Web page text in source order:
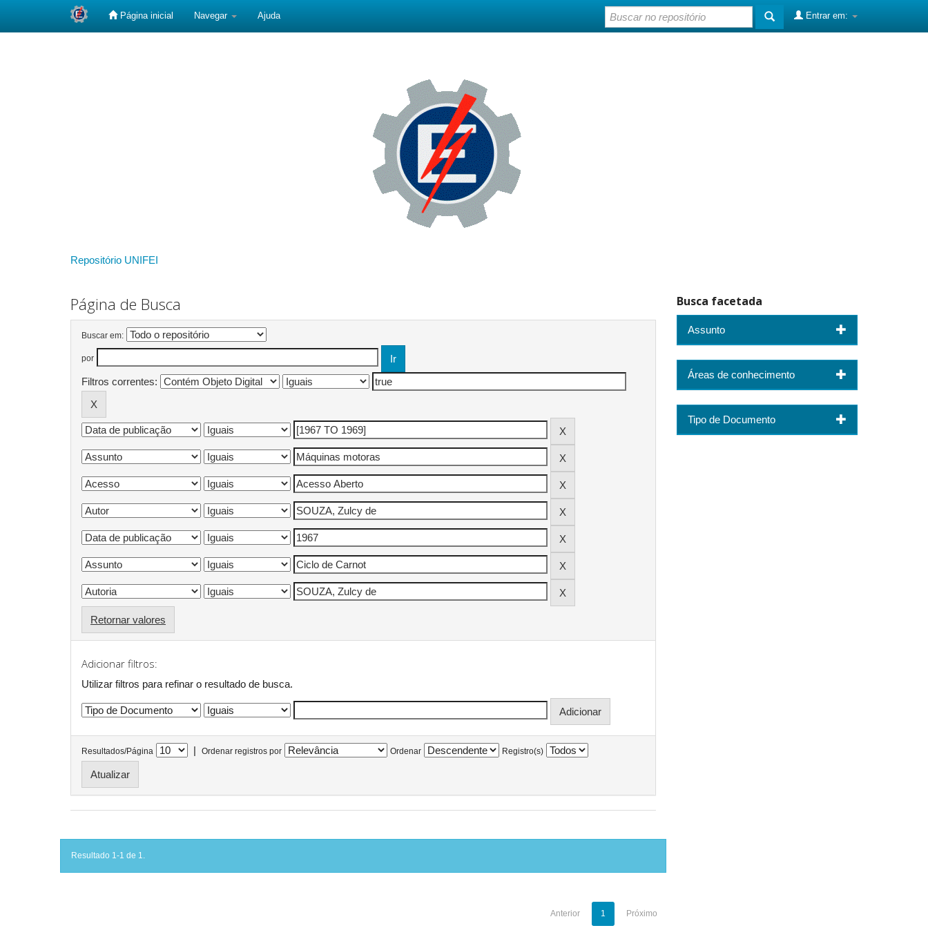
Página inicial Navegar Ajuda Entrar em:
Repositório UNIFEI
Página de Busca
Buscar em:
por
Filtros correntes:
Retornar valores
Adicionar filtros:
Utilizar filtros para refinar o resultado de busca.
Resultados/Página | Ordenar registros por Ordenar Registro(s)
Resultado 1-1 de 1.
Anterior 1 Próximo
Busca facetada
Assunto
Áreas de conhecimento
Tipo de Documento